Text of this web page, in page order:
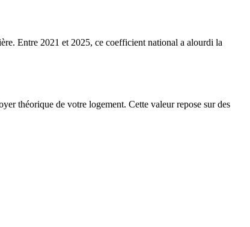
Entre 2021 et 2025, ce coefficient national a alourdi la
théorique de votre logement. Cette valeur repose sur des